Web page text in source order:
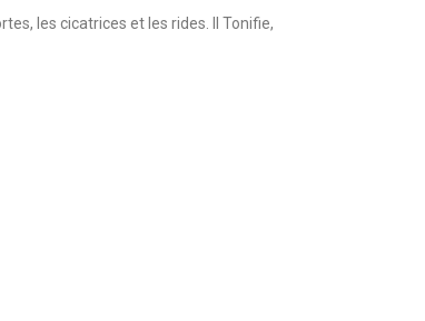
les cicatrices et les rides. Il Tonifie,